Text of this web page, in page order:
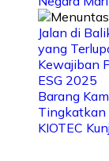
Jalan di
yang
Kewajiban
ESG 2025
Barang
Tingkatkan
KIOTEC